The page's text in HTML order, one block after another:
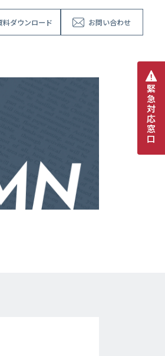
料ダウンロード お問い合わせ
緊
急
対
応
窓
口